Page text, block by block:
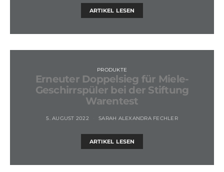
ARTIKEL LESEN
PRODUKTE
Erneuter Doppelsieg für Miele-
Geschirrspüler bei der Stiftung
Warentest
5. AUGUST 2022 SARAH ALEXANDRA FECHLER
ARTIKEL LESEN